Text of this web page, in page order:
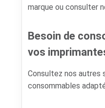
marque ou consulter
Besoin de
vos
Consultez nos autres
consommables